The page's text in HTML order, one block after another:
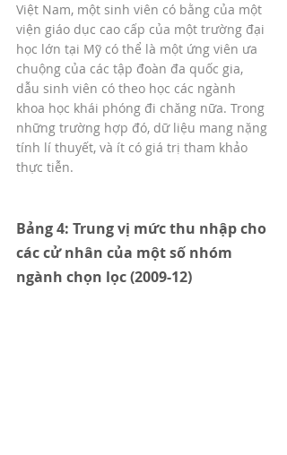
Việt Nam, một sinh viên có bằng của một
viện giáo dục cao cấp của một trường đại
học lớn tại Mỹ có thể là một ứng viên ưa
chuộng của các tập đoàn đa quốc gia,
dẫu sinh viên có theo học các ngành
khoa học khái phóng đi chăng nữa. Trong
những trường hợp đó, dữ liệu mang nặng
tính lí thuyết, và ít có giá trị tham khảo
thực tiễn.
Bảng 4: Trung vị mức thu nhập cho
các cử nhân của một số nhóm
ngành chọn lọc (2009-12)